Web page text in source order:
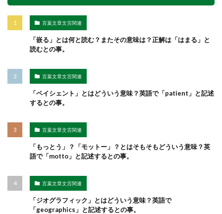
言葉文章文言関連
「嵌る」とは何と読む？またその意味は？正解は「はまる」と
読むとの事。
言葉文章文言関連
「ペイシェント」とはどういう意味？英語で「patient」と記述
するとの事。
言葉文章文言関連
「もっとう」？「モットー」？とはそもそもどういう意味？英
語で「motto」と記述するとの事。
言葉文章文言関連
「ジオグラフィック」とはどういう意味？英語で
「geographics」と記述するとの事。